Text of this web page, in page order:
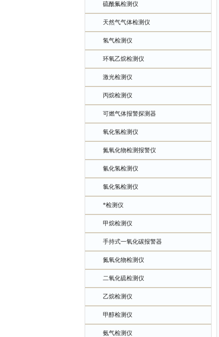
硫酰氟检测仪
天然气气体检测仪
氢气检测仪
环氧乙烷检测仪
激光检测仪
丙烷检测仪
可燃气体报警探测器
氧化氢检测仪
氮氧化物检测报警仪
氰化氢检测仪
氯化氢检测仪
*检测仪
甲烷检测仪
手持式一氧化碳报警器
氮氧化物检测仪
二氧化硫检测仪
乙烷检测仪
甲醇检测仪
氨气检测仪